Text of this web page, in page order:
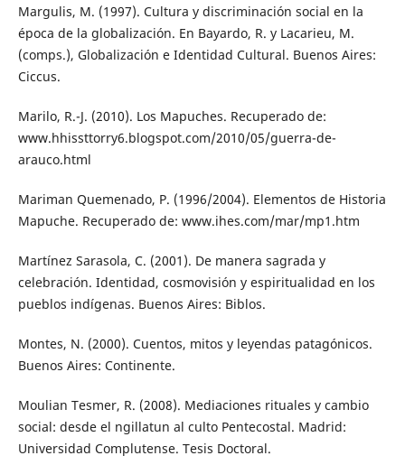
Margulis, M. (1997). Cultura y discriminación social en la
época de la globalización. En Bayardo, R. y Lacarieu, M.
(comps.), Globalización e Identidad Cultural. Buenos Aires:
Ciccus.
Marilo, R.-J. (2010). Los Mapuches. Recuperado de:
www.hhissttorry6.blogspot.com/2010/05/guerra-de-
arauco.html
Mariman Quemenado, P. (1996/2004). Elementos de Historia
Mapuche. Recuperado de: www.ihes.com/mar/mp1.htm
Martínez Sarasola, C. (2001). De manera sagrada y
celebración. Identidad, cosmovisión y espiritualidad en los
pueblos indígenas. Buenos Aires: Biblos.
Montes, N. (2000). Cuentos, mitos y leyendas patagónicos.
Buenos Aires: Continente.
Moulian Tesmer, R. (2008). Mediaciones rituales y cambio
social: desde el ngillatun al culto Pentecostal. Madrid:
Universidad Complutense. Tesis Doctoral.